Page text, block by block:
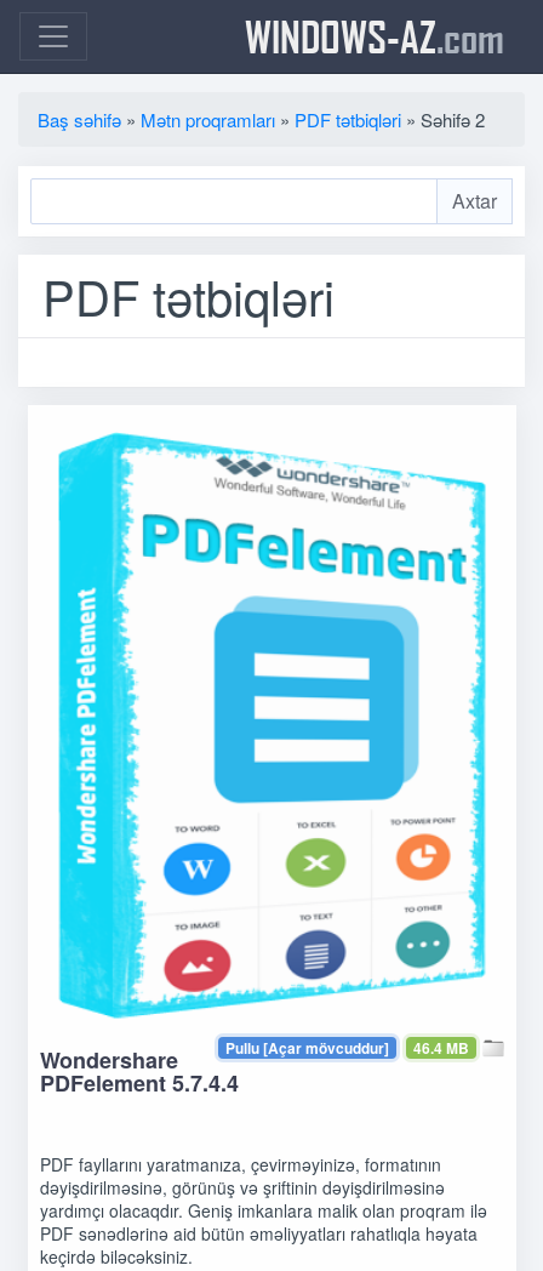
WINDOWS-AZ.com
Baş səhifə » Mətn proqramları » PDF tətbiqləri » Səhifə 2
PDF tətbiqləri
46.4 MB
Pullu [Açar mövcuddur]
Wondershare
PDFelement 5.7.4.4
PDF fayllarını yaratmanıza, çevirməyinizə, formatının
dəyişdirilməsinə, görünüş və şriftinin dəyişdirilməsinə
yardımçı olacaqdır. Geniş imkanlara malik olan proqram ilə
PDF sənədlərinə aid bütün əməliyyatları rahatlıqla həyata
keçirdə biləcəksiniz.